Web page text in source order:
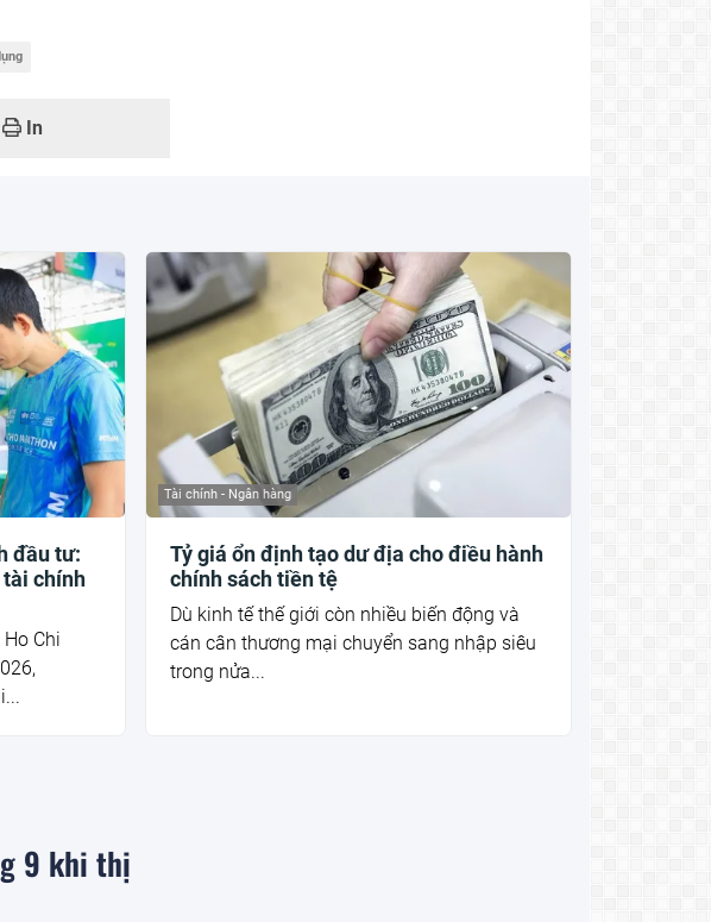
In
đầu tư:
chính
Chi
Tài chính - Ngân hàng
Tỷ giá ổn định tạo dư địa cho điều hành
chính sách tiền tệ
Dù kinh tế thế giới còn nhiều biến động và
cán cân thương mại chuyển sang nhập siêu
trong nửa...
9 khi thị